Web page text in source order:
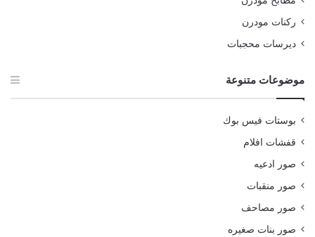
ركنات مودرن
ديرسات محجبات
موضوعات متنوعة
بوستات فيس بوك
قفشات افلام
صور ادعيه
صور منقبات
صور مصاحف
صور بنات صغيره